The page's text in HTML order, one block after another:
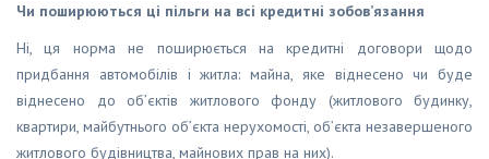
Чи поширюються ці пільги на всі кредитні зобов’язання
Ні, ця норма не поширюється на кредитні договори щодо
придбання автомобілів і житла: майна, яке віднесено чи буде
віднесено до об’єктів житлового фонду (житлового будинку,
квартири, майбутнього об’єкта нерухомості, об’єкта незавершеного
житлового будівництва, майнових прав на них).